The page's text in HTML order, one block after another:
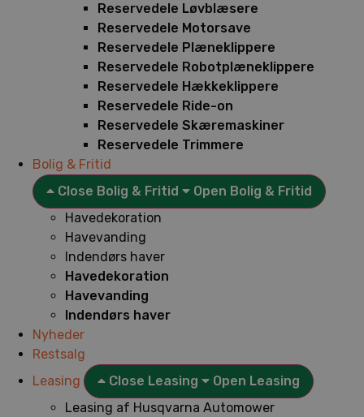
Reservedele Løvblæsere
Reservedele Motorsave
Reservedele Plæneklippere
Reservedele Robotplæneklippere
Reservedele Hækkeklippere
Reservedele Ride-on
Reservedele Skæremaskiner
Reservedele Trimmere
Bolig & Fritid
Close Bolig & Fritid
Open Bolig & Fritid
Havedekoration
Havevanding
Indendørs haver
Havedekoration
Havevanding
Indendørs haver
Nyheder
Restsalg
Leasing
Close Leasing
Open Leasing
Leasing af Husqvarna Automower